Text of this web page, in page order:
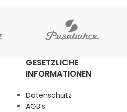
GESETZLICHE
INFORMATIONEN
Datenschutz
AGB’s